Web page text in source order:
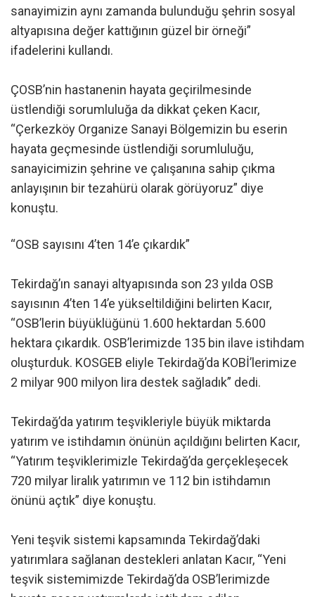
sanayimizin aynı zamanda bulunduğu şehrin sosyal
altyapısına değer kattığının güzel bir örneği”
ifadelerini kullandı.
ÇOSB’nin hastanenin hayata geçirilmesinde
üstlendiği sorumluluğa da dikkat çeken Kacır,
“Çerkezköy Organize Sanayi Bölgemizin bu eserin
hayata geçmesinde üstlendiği sorumluluğu,
sanayicimizin şehrine ve çalışanına sahip çıkma
anlayışının bir tezahürü olarak görüyoruz” diye
konuştu.
“OSB sayısını 4’ten 14’e çıkardık”
Tekirdağ’ın sanayi altyapısında son 23 yılda OSB
sayısının 4’ten 14’e yükseltildiğini belirten Kacır,
“OSB’lerin büyüklüğünü 1.600 hektardan 5.600
hektara çıkardık. OSB’lerimizde 135 bin ilave istihdam
oluşturduk. KOSGEB eliyle Tekirdağ’da KOBİ’lerimize
2 milyar 900 milyon lira destek sağladık” dedi.
Tekirdağ’da yatırım teşvikleriyle büyük miktarda
yatırım ve istihdamın önünün açıldığını belirten Kacır,
“Yatırım teşviklerimizle Tekirdağ’da gerçekleşecek
720 milyar liralık yatırımın ve 112 bin istihdamın
önünü açtık” diye konuştu.
Yeni teşvik sistemi kapsamında Tekirdağ’daki
yatırımlara sağlanan destekleri anlatan Kacır, “Yeni
teşvik sistemimizde Tekirdağ’da OSB’lerimizde